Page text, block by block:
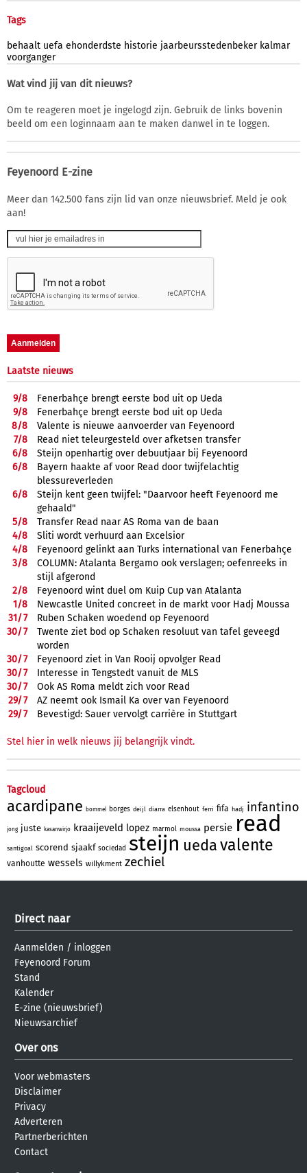
Tags
behaalt uefa ehonderdste historie jaarbeursstedenbeker kalmar
voorganger
Wat vind jij van dit nieuws?
Om te reageren moet je ingelogd zijn. Gebruik de links bovenin
beeld om een loginnaam aan te maken danwel in te loggen.
Feyenoord E-zine
Meer dan 142.500 fans zijn lid van onze nieuwsbrief. Meld je ook
aan!
Laatste nieuws
9/8
Fenerbahçe brengt eerste bod uit op Ueda
9/8
Fenerbahçe brengt eerste bod uit op Ueda
8/8
Valente is nieuwe aanvoerder van Feyenoord
7/8
Read niet teleurgesteld over afketsen transfer
6/8
Steijn openhartig over debuutjaar bij Feyenoord
6/8
Bayern haakte af voor Read door twijfelachtig
blessureverleden
6/8
Steijn kent geen twijfel: "Daarvoor heeft Feyenoord me
gehaald"
5/8
Transfer Read naar AS Roma van de baan
4/8
Sliti wordt verhuurd aan Excelsior
4/8
Feyenoord gelinkt aan Turks international van Fenerbahçe
3/8
COLUMN: Atalanta Bergamo ook verslagen; oefenreeks in
stijl afgerond
2/8
Feyenoord wint duel om Kuip Cup van Atalanta
1/8
Newcastle United concreet in de markt voor Hadj Moussa
31/7
Ruben Schaken woedend op Feyenoord
30/7
Twente ziet bod op Schaken resoluut van tafel geveegd
worden
30/7
Feyenoord ziet in Van Rooij opvolger Read
30/7
Interesse in Tengstedt vanuit de MLS
30/7
Ook AS Roma meldt zich voor Read
29/7
AZ neemt ook Ismail Ka over van Feyenoord
29/7 Bevestigd: Sauer vervolgt carrière in Stuttgart
Stel hier in welk nieuws jij belangrijk vindt.
Tagcloud
acardipane bommel borges deijl diarra elsenhout ferri fifa hadj infantino
jong juste kasanwirjo kraaijeveld lopez marmol moussa persie read
santigoal scorend sjaakf sociedad steijn uedavalente
vanhoutte wessels willykment zechiel
Direct naar
Aanmelden / inloggen
Feyenoord Forum
Stand
Kalender
E-zine (nieuwsbrief)
Nieuwsarchief
Over ons
Voor webmasters
Disclaimer
Privacy
Adverteren
Partnerberichten
Contact